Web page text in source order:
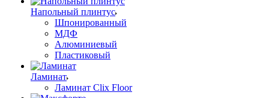
Напольный плинтус
Шпонированный
МДФ
Алюминиевый
Пластиковый
Ламинат
Ламинат Clix Floor